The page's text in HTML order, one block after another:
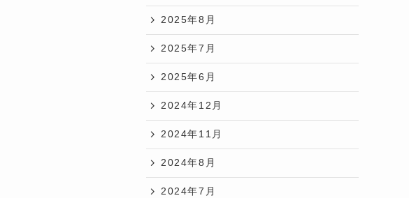
2025年8月
2025年7月
2025年6月
2024年12月
2024年11月
2024年8月
2024年7月